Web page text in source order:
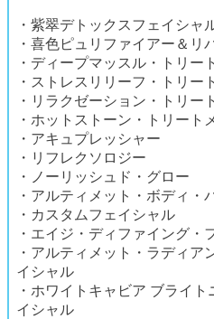
・紫翠デトックスフェイシャ
・喜色ピュリファイアー＆リ
・ディープマッスル・トリー
・ストレスリリーフ・トリー
・リラクゼーション・トリー
・ホットストーン・トリート
・アキュプレッシャー
・リフレクソロジー
・ノーリッシュド・グロー
・アルティメット・ボディ・
・カスタムフェイシャル
・エイジ・ディファイング・
・アルティメット・ラディア
イシャル
・ホワイトキャビア ブライ
イシャル